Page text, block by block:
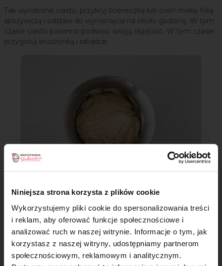
Niniejsza strona korzysta z plików cookie
Wykorzystujemy pliki cookie do spersonalizowania treści
i reklam, aby oferować funkcje społecznościowe i
analizować ruch w naszej witrynie. Informacje o tym, jak
korzystasz z naszej witryny, udostępniamy partnerom
społecznościowym, reklamowym i analitycznym.
Tak wyrobione ciasto, przykryj ściereczką lub owiń miskę folią
spożywczą i odstaw do wyrośnięcia na około godzinę. W tym
czasie ciasto powinno podwoić swoją objętość. W tym czasie
przygotuj kruszonką i rabarbar.
Kruszonka:
Krok 6
Mąkę pszennej, cukier i schłodzony tłuszcz (margarynę
×